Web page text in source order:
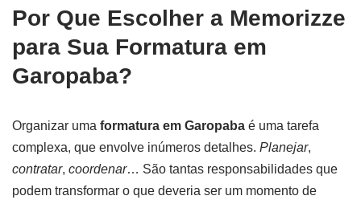
Por Que Escolher a Memorizze
para Sua Formatura em
Garopaba?
Organizar uma formatura em Garopaba é uma tarefa
complexa, que envolve inúmeros detalhes. Planejar,
contratar, coordenar… São tantas responsabilidades que
podem transformar o que deveria ser um momento de